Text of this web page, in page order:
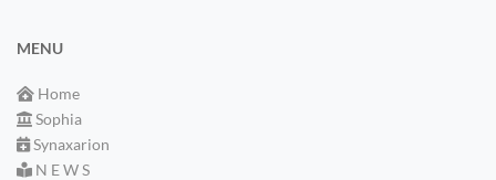
MENU
Home
Sophia
Synaxarion
N E W S